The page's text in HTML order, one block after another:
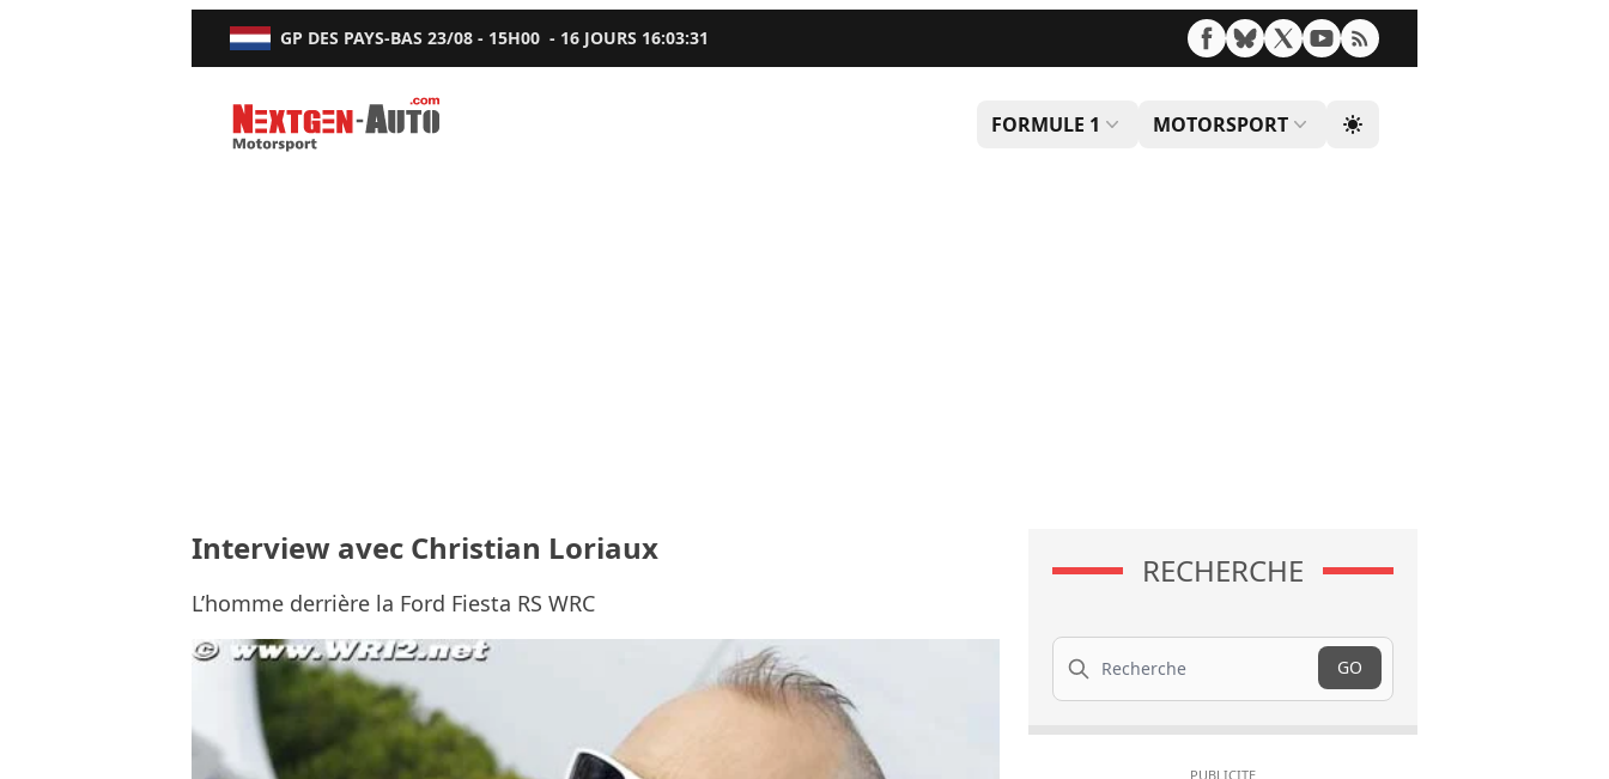
GP DES PAYS-BAS 23/08 - 15H00 - 16 JOURS 16:03:30
Nextgen-Auto.com
FORMULE 1 MOTORSPORT
Interview avec Christian Loriaux
L’homme derrière la Ford Fiesta RS WRC
RECHERCHE
Recherche
GO